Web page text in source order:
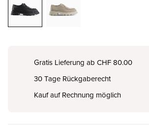
Gratis Lieferung ab CHF 80.00
30 Tage Rückgaberecht
Kauf auf Rechnung möglich